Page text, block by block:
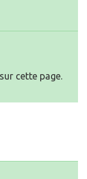
cette page.